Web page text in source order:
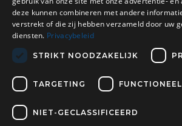
Oostende
Turnhout
Wijnegem Shopping Center
Over ons
Contact
Verkooppunten
Vacatures
Algemene voorwaarden
Disclaimer
Privacy Policy
Veilig betalen met
Bezorgd door
deze kunnen combineren met andere
verstrekt of die zij hebben verzameld door uw
diensten. Privacybeleid
STRIKT NOODZAKELIJK
TARGETING FUNCTIONEEL
NIET-GECLASSIFICEERD